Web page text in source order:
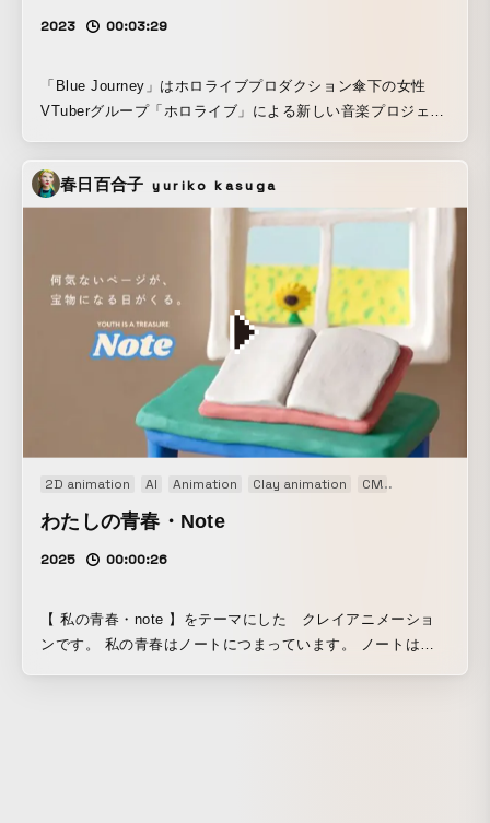
2023 00:03:29
「Blue Journey」はホロライブプロダクション傘下の女性
VTuberグループ「ホロライブ」による新しい音楽プロジェク
よう、”過去を過去として描き未来につなげる”という事に注
力し、”リッチなレトロゲーム”のような表現を追求した。
Cinema4D+Redshiftの組み合わせによりピクセルアートのル
ことが可能になり従来のレトロゲームの表現とは少し違った
新しいルックを見せることが出来た。
春日百合子 yuriko kasuga
2D animation AI Animation Clay animation CM
わたしの青春・Note
2025 00:00:26
【 私の青春・note 】をテーマにした クレイアニメーショ
ンです。 私の青春はノートにつまっています。 ノートは勉